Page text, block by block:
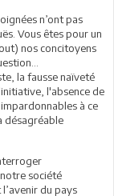
n’ont pas
Vous êtes pour un
nos concitoyens
la fausse naïveté
l'absence de
à ce
désagréable
société
du pays